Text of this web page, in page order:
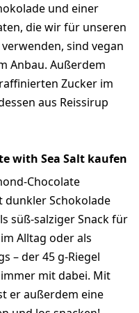
und einer
die wir für unseren
sind vegan
Anbau. Außerdem
Zucker im
aus Reissirup
with Sea Salt kaufen
Chocolate
dunkler Schokolade
süß-salziger Snack für
Alltag oder als
– der 45 g-Riegel
mit dabei. Mit
er außerdem eine